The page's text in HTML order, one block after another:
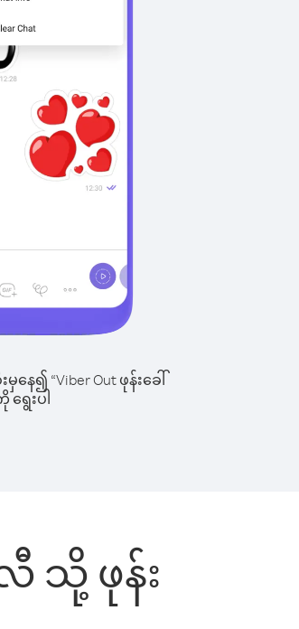
နေ၍ “Viber Out ဖုန်းခေါ်
ရွေးပါ
သို့ ဖုန်း